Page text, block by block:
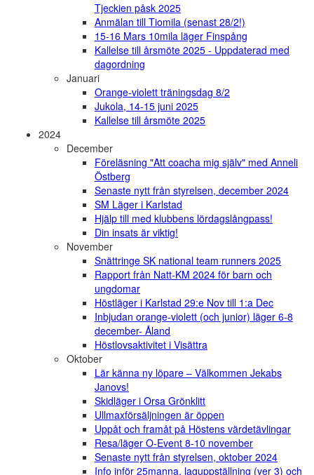
Tjeckien påsk 2025
Anmälan till Tiomila (senast 28/2!)
15-16 Mars 10mila läger Finspång
Kallelse till årsmöte 2025 - Uppdaterad med
dagordning
Januari
Orange-violett träningsdag 8/2
Jukola, 14-15 juni 2025
Kallelse till årsmöte 2025
2024
December
Föreläsning "Att coacha mig själv" med Anneli
Östberg
Senaste nytt från styrelsen, december 2024
SM Läger i Karlstad
Hjälp till med klubbens lördagslångpass!
Din insats är viktig!
November
Snättringe SK national team runners 2025
Rapport från Natt-KM 2024 för barn och
ungdomar
Höstläger i Karlstad 29:e Nov till 1:a Dec
Inbjudan orange-violett (och junior) läger 6-8
december- Åland
Höstlovsaktivitet i Visättra
Oktober
Lär känna ny löpare – Välkommen Jekabs
Janovs!
Skidläger i Orsa Grönklitt
Ullmaxförsäljningen är öppen
Uppåt och framåt på Höstens värdetävlingar
Resa/läger O-Event 8-10 november
Senaste nytt från styrelsen, oktober 2024
Info inför 25manna, laguppställning (ver 3) och